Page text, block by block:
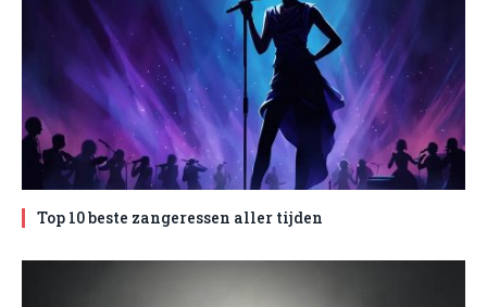
Top 10 beste zangeressen aller tijden